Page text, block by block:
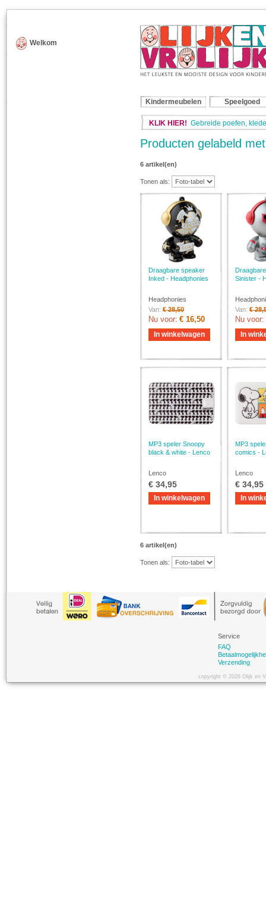
Welkom
Kindermeubelen Speelgoed
KLIK HIER! Gebreide poefen,
Producten gelabeld
6 artikel(en)
Tonen als:
Draagbare speaker
Inked - Headphonies
Headphonies
Van: € 28,50
Nu voor: € 16,50
In winkelwagen
Sinister -
Van: €
Nu voor:
In
MP3 speler Snoopy
black & white - Lenco
Lenco
€ 34,95
In winkelwagen
MP3
comics -
Lenco
€ 34,95
In
6 artikel(en)
Tonen als:
Service
FAQ
Verzending
copyright © 2026 Olijk en